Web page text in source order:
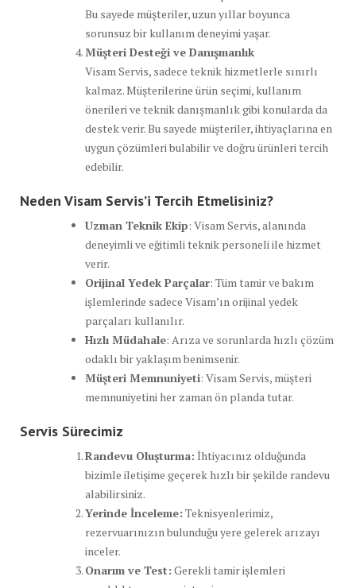
Bu sayede müşteriler, uzun yıllar boyunca
sorunsuz bir kullanım deneyimi yaşar.
Müşteri Desteği ve Danışmanlık
Visam Servis, sadece teknik hizmetlerle sınırlı
kalmaz. Müşterilerine ürün seçimi, kullanım
önerileri ve teknik danışmanlık gibi konularda da
destek verir. Bu sayede müşteriler, ihtiyaçlarına en
uygun çözümleri bulabilir ve doğru ürünleri tercih
edebilir.
Neden Visam Servis’i Tercih Etmelisiniz?
Uzman Teknik Ekip: Visam Servis, alanında
deneyimli ve eğitimli teknik personeli ile hizmet
verir.
Orijinal Yedek Parçalar: Tüm tamir ve bakım
işlemlerinde sadece Visam’ın orijinal yedek
parçaları kullanılır.
Hızlı Müdahale: Arıza ve sorunlarda hızlı çözüm
odaklı bir yaklaşım benimsenir.
Müşteri Memnuniyeti: Visam Servis, müşteri
memnuniyetini her zaman ön planda tutar.
Servis Sürecimiz
Randevu Oluşturma: İhtiyacınız olduğunda
bizimle iletişime geçerek hızlı bir şekilde randevu
alabilirsiniz.
Yerinde İnceleme: Teknisyenlerimiz,
rezervuarınızın bulunduğu yere gelerek arızayı
inceler.
Onarım ve Test: Gerekli tamir işlemleri